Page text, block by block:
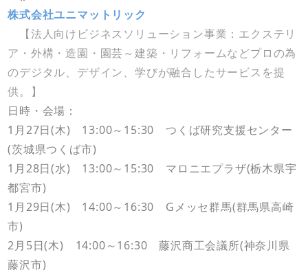
株式会社ユニマットリック
【法人向けビジネスソリューション事業：エクステリ
ア・外構・造園・園芸～建築・リフォームなどプロの為
のデジタル、デザイン、学びが融合したサービスを提
供。】
日時・会場：
1月27日(木) 13:00～15:30 つくば研究支援センター
(茨城県つくば市)
1月28日(水) 13:00～15:30 マロニエプラザ(栃木県宇
都宮市)
1月29日(木) 14:00～16:30 Gメッセ群馬(群馬県高崎
市)
2月5日(木) 14:00～16:30 藤沢商工会議所(神奈川県
藤沢市)